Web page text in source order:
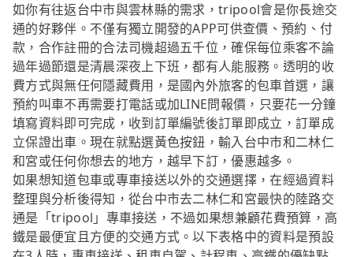
如你有往返台中市與雲林縣的需求，tripool會是你長途交
通的好夥伴。不僅有獨立開發的APP可供查價、預約、付
款，合作註冊的合法司機超過五千位，確保每位乘客不論
過年過節還是清晨深夜上下班，都有人能服務。透明的收
費方式與無任何隱藏費用，是國內外旅客的包車首選，讓
預約叫車不再需要打電話或加LINE問報價，只要花一分鐘
填寫資料即可完成，收到訂單編號後訂單即成立，訂單成
立保證出車。現在就點選黃色按鈕，輸入台中市和二林仁
和宮或任何你想去的地方，越早下訂，優惠越多。
如果想知道包車或專車接送以外的交通選擇，在經過資料
整理與分析後得知，從台中市去二林仁和宮最快的陸路交
通是「tripool」專車接送，不過如果想兼顧花費預算，高
鐵是最便宜且方便的交通方式。以下表格中的資料是預設